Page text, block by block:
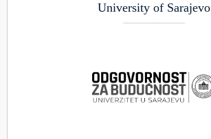
University of Sarajevo